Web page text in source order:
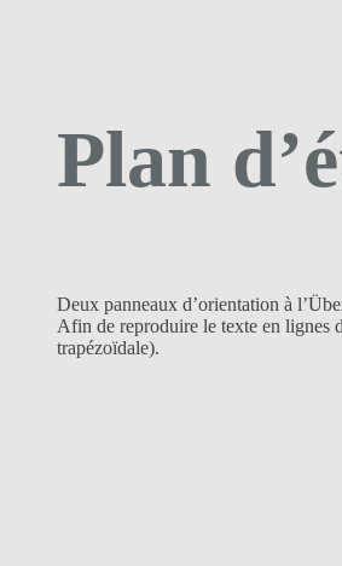
Plan
Deux panneaux d’orientation à
Afin de reproduire le texte en lignes
trapézoïdale).